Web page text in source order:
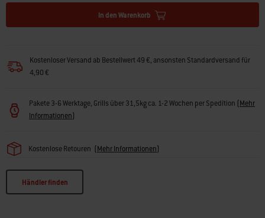
In den Warenkorb
Kostenloser Versand ab Bestellwert 49 €, ansonsten Standardversand für
4,90 €
Pakete 3-6 Werktage, Grills über 31,5kg ca. 1-2 Wochen per Spedition (Mehr
Informationen)
Kostenlose Retouren (Mehr Informationen)
Händler finden